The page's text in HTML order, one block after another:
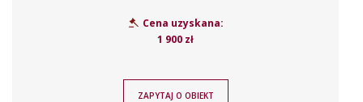
Cena uzyskana:
1 900 zł
ZAPYTAJ O OBIEKT